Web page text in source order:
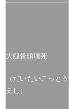
大腿骨頭壊死
（だいたいこっとう
えし）